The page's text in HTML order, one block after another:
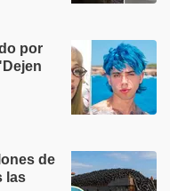
por
de
las